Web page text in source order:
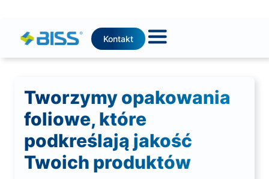
Kontakt
Tworzymy opakowania
foliowe, które
podkreślają jakość
Twoich produktów